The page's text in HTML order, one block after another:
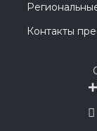
Контакты